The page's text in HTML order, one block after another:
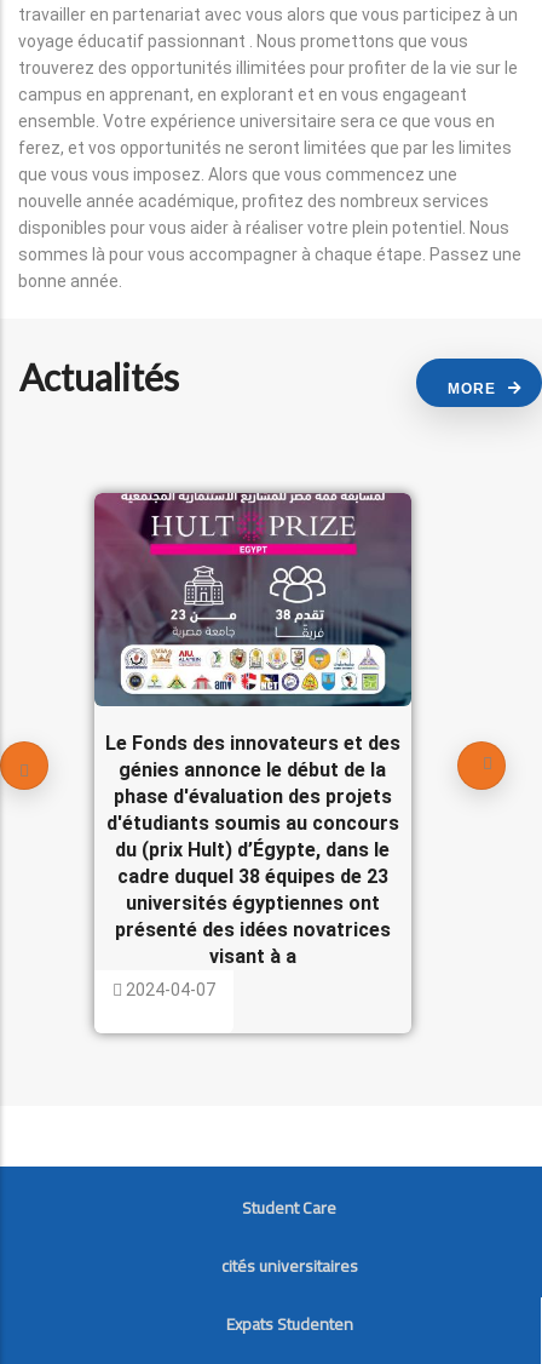
travailler en partenariat avec vous alors que vous participez à un
voyage éducatif passionnant . Nous promettons que vous
trouverez des opportunités illimitées pour profiter de la vie sur le
campus en apprenant, en explorant et en vous engageant
ensemble. Votre expérience universitaire sera ce que vous en
ferez, et vos opportunités ne seront limitées que par les limites
que vous vous imposez. Alors que vous commencez une
nouvelle année académique, profitez des nombreux services
disponibles pour vous aider à réaliser votre plein potentiel. Nous
sommes là pour vous accompagner à chaque étape. Passez une
bonne année.
Actualités MORE
Le Fonds des innovateurs et des
génies annonce le début de la
phase d'évaluation des projets
d'étudiants soumis au concours
du (prix Hult) d’Égypte, dans le
cadre duquel 38 équipes de 23
universités égyptiennes ont
présenté des idées novatrices
visant à a
2024-04-07
FOOTER
Student Care
cités universitaires
Expats Studenten